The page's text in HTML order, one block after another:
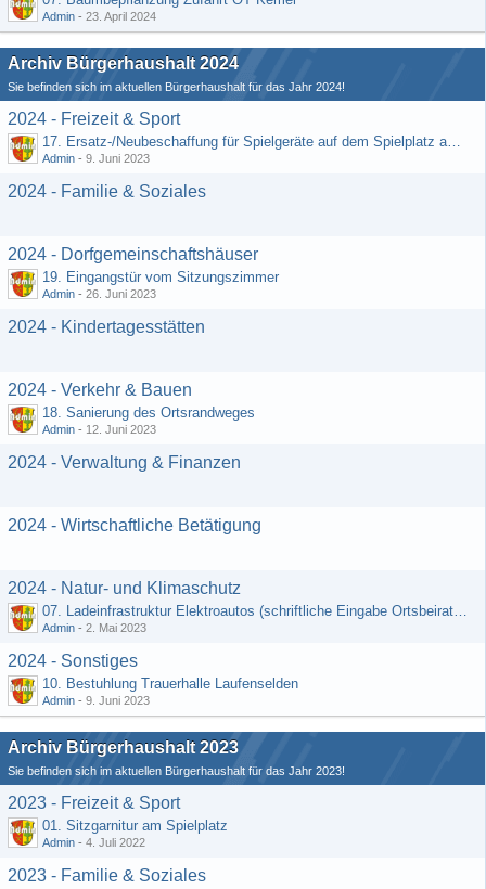
Admin - 23. April 2024
Archiv Bürgerhaushalt 2024
Sie befinden sich im aktuellen Bürgerhaushalt für das Jahr 2024!
2024 - Freizeit & Sport
17. Ersatz-/Neubeschaffung für Spielgeräte auf dem Spielplatz am DGH
Admin - 9. Juni 2023
2024 - Familie & Soziales
2024 - Dorfgemeinschaftshäuser
19. Eingangstür vom Sitzungszimmer
Admin - 26. Juni 2023
2024 - Kindertagesstätten
2024 - Verkehr & Bauen
18. Sanierung des Ortsrandweges
Admin - 12. Juni 2023
2024 - Verwaltung & Finanzen
2024 - Wirtschaftliche Betätigung
2024 - Natur- und Klimaschutz
07. Ladeinfrastruktur Elektroautos (schriftliche Eingabe Ortsbeirat Kemel)
Admin - 2. Mai 2023
2024 - Sonstiges
10. Bestuhlung Trauerhalle Laufenselden
Admin - 9. Juni 2023
Archiv Bürgerhaushalt 2023
Sie befinden sich im aktuellen Bürgerhaushalt für das Jahr 2023!
2023 - Freizeit & Sport
01. Sitzgarnitur am Spielplatz
Admin - 4. Juli 2022
2023 - Familie & Soziales